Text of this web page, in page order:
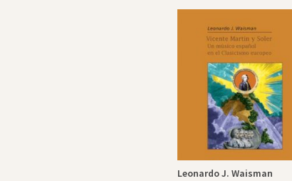
Leonardo J. Waisman